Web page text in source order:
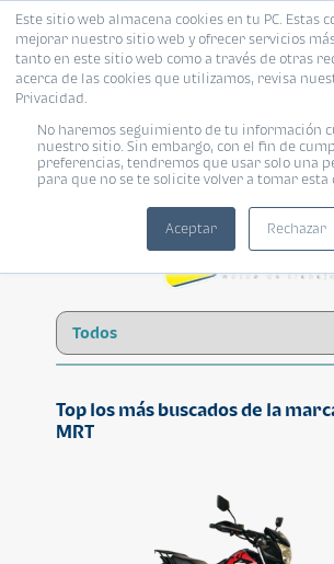
Este sitio web almacena cookies en tu PC. Estas
mejorar nuestro sitio web y ofrecer servicios
tanto en este sitio web como a través de otras
acerca de las cookies que utilizamos, revisa
Privacidad.
No haremos seguimiento de tu información
nuestro sitio. Sin embargo, con el fin de
preferencias, tendremos que usar solo una
para que no se te solicite volver a tomar esta
Aceptar Rechazar
MASESA MRT
Top los más buscados de la marca MASESA
MRT